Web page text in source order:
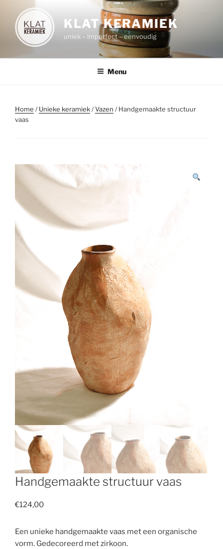
inhoud
KLAT KERAMIEK
uniek – imperfect – eenvoudig
Menu
Home /Unieke keramiek/Vazen / Handgemaakte structuur
vaas
Handgemaakte structuur vaas
€124,00
Een unieke handgemaakte vaas met een organische
vorm. Gedecoreerd met zirkoon.